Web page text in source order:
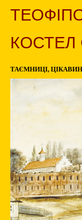
КОСТЕЛ
ТАЄМНИЦІ,